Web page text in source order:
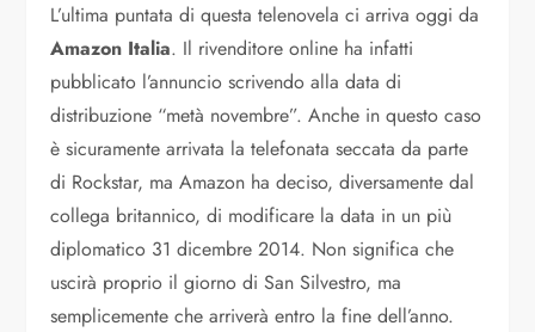
L’ultima puntata di questa telenovela ci arriva oggi da
Amazon Italia. Il rivenditore online ha infatti
pubblicato l’annuncio scrivendo alla data di
distribuzione “metà novembre”. Anche in questo caso
è sicuramente arrivata la telefonata seccata da parte
di Rockstar, ma Amazon ha deciso, diversamente dal
collega britannico, di modificare la data in un più
diplomatico 31 dicembre 2014. Non significa che
uscirà proprio il giorno di San Silvestro, ma
semplicemente che arriverà entro la fine dell’anno.